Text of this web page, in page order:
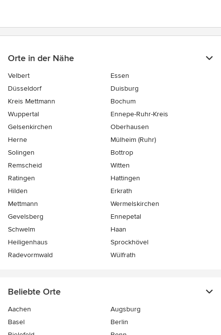
Orte in der Nähe
Velbert
Essen
Düsseldorf
Duisburg
Kreis Mettmann
Bochum
Wuppertal
Ennepe-Ruhr-Kreis
Gelsenkirchen
Oberhausen
Herne
Mülheim (Ruhr)
Solingen
Bottrop
Remscheid
Witten
Ratingen
Hattingen
Hilden
Erkrath
Mettmann
Wermelskirchen
Gevelsberg
Ennepetal
Schwelm
Haan
Heiligenhaus
Sprockhövel
Radevormwald
Wülfrath
Beliebte Orte
Aachen
Augsburg
Basel
Berlin